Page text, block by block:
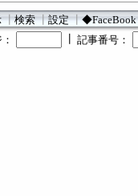
┃検索┃設定┃◆FaceBook
記事番号：